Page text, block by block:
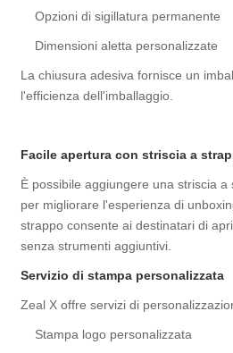
Opzioni di sigillatura permanente
Dimensioni aletta personalizzate
La chiusura adesiva fornisce un
l'efficienza dell'imballaggio.
Facile apertura con striscia a
È possibile aggiungere una striscia
per migliorare l'esperienza di
strappo consente ai destinatari di
senza strumenti aggiuntivi.
Servizio di stampa personalizzata
Zeal X offre servizi di
Stampa logo personalizzata